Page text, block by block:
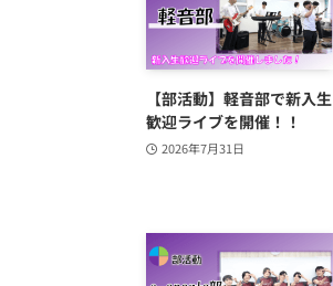
【部活動】軽音部で新入生
歓迎ライブを開催！！
2026年7月31日